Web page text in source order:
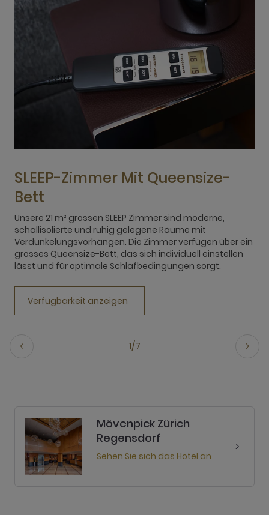
1/7
SLEEP-Zimmer Mit Queensize-
Bett
Unsere 21 m² grossen SLEEP Zimmer sind moderne,
schallisolierte und ruhig gelegene Räume mit
Verdunkelungsvorhängen. Die Zimmer verfügen über ein
grosses Queensize-Bett, das sich individuell einstellen
lässt und für optimale Schlafbedingungen sorgt.
Verfügbarkeit anzeigen
Mövenpick Zürich
Regensdorf
Sehen Sie sich das Hotel an